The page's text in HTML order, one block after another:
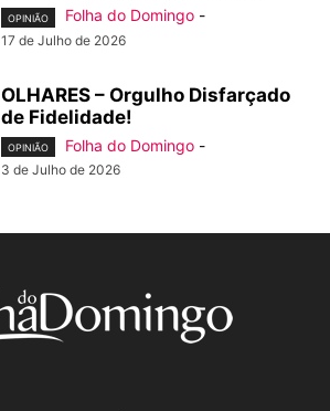
OPINIÃO Folha do Domingo -
17 de Julho de 2026
OLHARES – Orgulho Disfarçado
de Fidelidade!
OPINIÃO Folha do Domingo -
3 de Julho de 2026